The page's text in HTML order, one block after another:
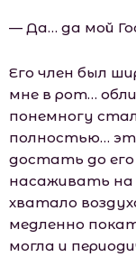
— Да… да мой
Его член был
мне в рот…
понемногу
полностью…
достать до
насаживать на
хватало
медленно
могла и